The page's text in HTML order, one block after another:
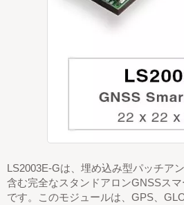
LS2003E-Gは、埋め込み型パッチア
含む完全なスタンドアロンGNSSス
です。このモジュールは、GPS、